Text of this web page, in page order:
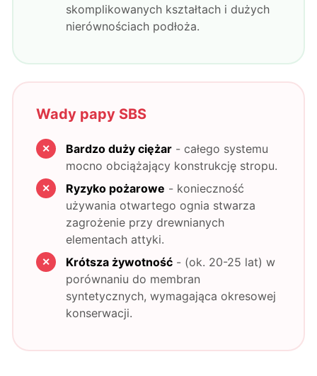
skomplikowanych kształtach i dużych
nierównościach podłoża.
Wady papy SBS
Bardzo duży ciężar - całego systemu
mocno obciążający konstrukcję stropu.
Ryzyko pożarowe - konieczność
używania otwartego ognia stwarza
zagrożenie przy drewnianych
elementach attyki.
Krótsza żywotność - (ok. 20-25 lat) w
porównaniu do membran
syntetycznych, wymagająca okresowej
konserwacji.